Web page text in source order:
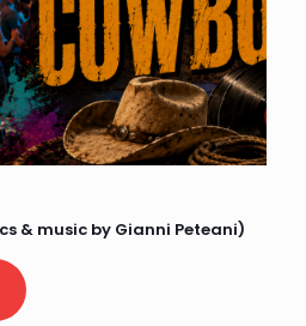
& music by Gianni Peteani)